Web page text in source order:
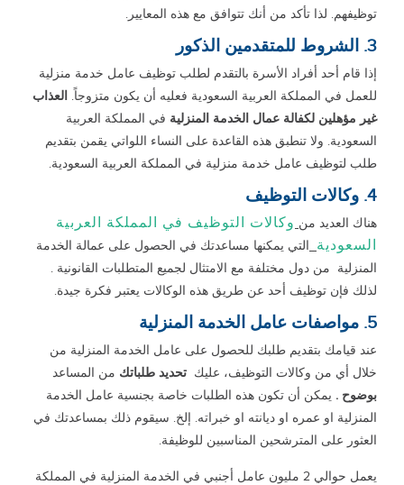
توظيفهم. لذا تأكد من أنك تتوافق مع هذه المعايير.
3. الشروط للمتقدمين الذكور
إذا قام أحد أفراد الأسرة بالتقدم لطلب توظيف عامل خدمة منزلية
للعمل في المملكة العربية السعودية فعليه أن يكون متزوجاً. العذاب
غير مؤهلين لكفالة عمال الخدمة المنزلية في المملكة العربية
السعودية. ولا تنطبق هذه القاعدة على النساء اللواتي يقمن بتقديم
طلب لتوظيف عامل خدمة منزلية في المملكة العربية السعودية.
4. وكالات التوظيف
هناك العديد من وكالات التوظيف في المملكة العربية
السعودية التي يمكنها مساعدتك في الحصول على عمالة الخدمة
المنزلية من دول مختلفة مع الامتثال لجميع المتطلبات القانونية .
لذلك فإن توظيف أحد عن طريق هذه الوكالات يعتبر فكرة جيدة.
5. مواصفات عامل الخدمة المنزلية
عند قيامك بتقديم طلبك للحصول على عامل الخدمة المنزلية من
خلال أي من وكالات التوظيف، عليك تحديد طلباتك من المساعد
بوضوح . يمكن أن تكون هذه الطلبات خاصة بجنسية عامل الخدمة
المنزلية او عمره او ديانته او خبراته. إلخ. سيقوم ذلك بمساعدتك في
العثور على المترشحين المناسبين للوظيفة.
يعمل حوالي 2 مليون عامل أجنبي في الخدمة المنزلية في المملكة